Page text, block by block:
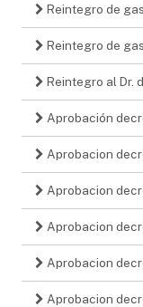
Reintegro de
Reintegro de
Reintegro al Dr.
Aprobación
Aprobacion
Aprobacion
Aprobacion
Aprobacion
Aprobacion